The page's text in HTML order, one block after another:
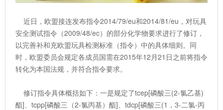
近日，欧盟接连发布指令2014/79/eu和2014/81/eu，对玩具
安全测试指令（2009/48/ec）的部分化学物要求进行了修订，
以完善补和充欧盟玩具检测标准（指令）中的具体细则。同
时，欧盟委员会规定各成员国需在2015年12月21日之前将指令
转化为本国法规，并符合指令要求。
修订指令具体概括如下：一是规定了tcep[磷酸三(2-氯乙基)
酯]、tcpp[磷酸三（2-氯丙基）酯]、tdcp[磷酸三(1，3-二氯-丙